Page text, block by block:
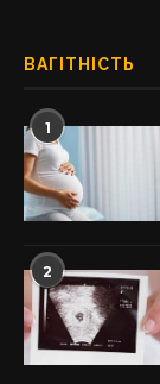
ВАГІТНІСТЬ
1
2